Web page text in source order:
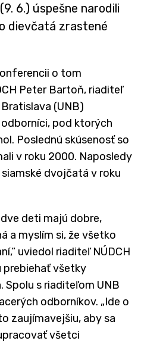
6.) úspešne narodili
dievčatá zrastené
o tom
Peter Bartoň, riaditeľ
(UNB)
pod ktorých
Poslednú skúsenosť so
v roku 2000. Naposledy
dvojčatá v roku
deti majú dobre,
a myslím si, že všetko
uviedol riaditeľ NÚDCH
prebiehať všetky
s riaditeľom UNB
odborníkov. „Ide o
zaujímavejšiu, aby sa
všetci